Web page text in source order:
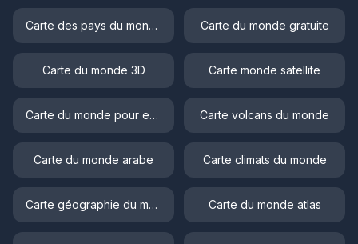
Carte des pays du monde Carte du monde gratuite
Carte du monde 3D Carte monde satellite
Carte du monde pour enfant Carte volcans du monde
Carte du monde arabe Carte climats du monde
Carte géographie du monde Carte du monde atlas